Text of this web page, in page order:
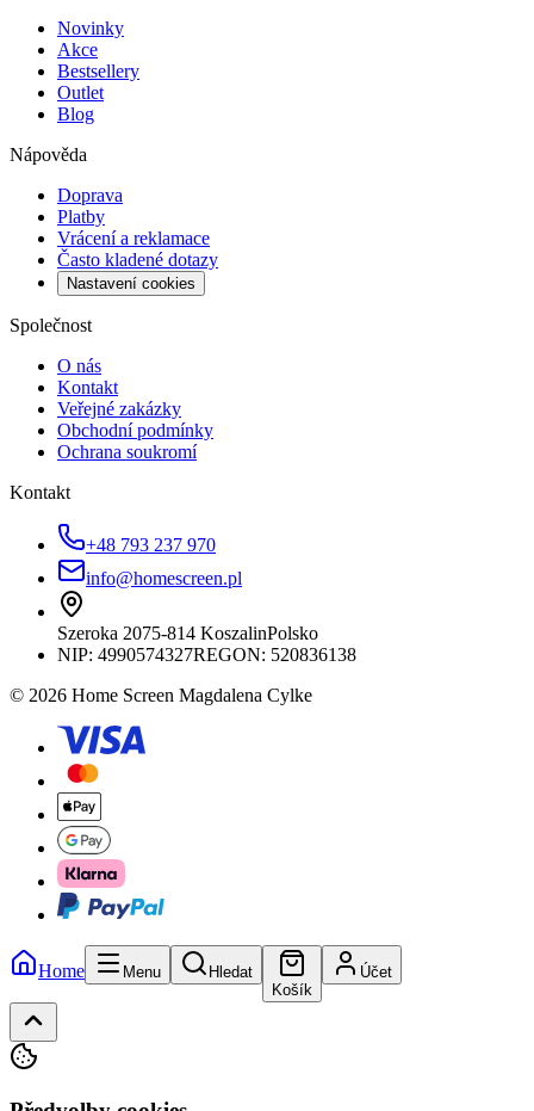
Novinky
Akce
Bestsellery
Outlet
Blog
Nápověda
Doprava
Platby
Vrácení a reklamace
Často kladené dotazy
Nastavení cookies
Společnost
O nás
Kontakt
Veřejné zakázky
Obchodní podmínky
Ochrana soukromí
Kontakt
+48 793 237 970
info@homescreen.pl
Szeroka 2075-814 KoszalinPolsko
NIP: 4990574327REGON: 520836138
© 2026 Home Screen Magdalena Cylke
Home Menu
Hledat
Košík
Účet